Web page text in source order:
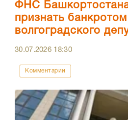
ФНС
признать
волгоградского
30.07.2026 18:30
Комментарии